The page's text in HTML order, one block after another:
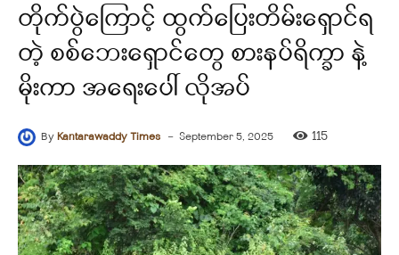
တိုက်ပွဲကြောင့် ထွက်ပြေးတိမ်းရှောင်ရ
တဲ့ စစ်ဘေးရှောင်တွေ စားနပ်ရိက္ခာ နဲ့
မိုးကာ အရေးပေါ် လိုအပ်
ByKantarawaddy Times - September 5, 2025 115